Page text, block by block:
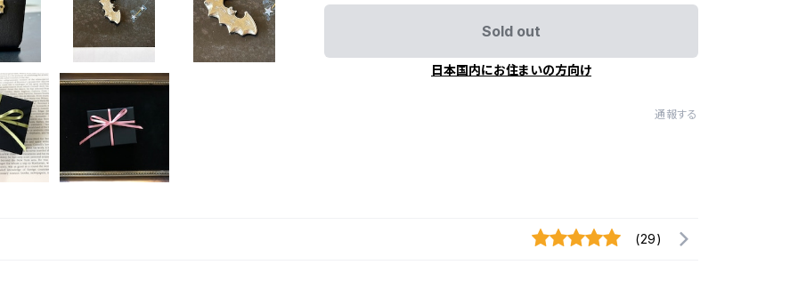
Sold out
日本国内にお住まいの方向け
通報する
(29)